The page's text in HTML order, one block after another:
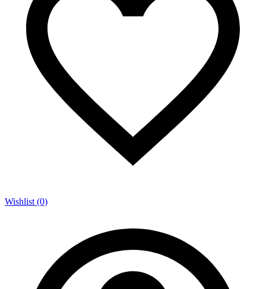
Wishlist (0)